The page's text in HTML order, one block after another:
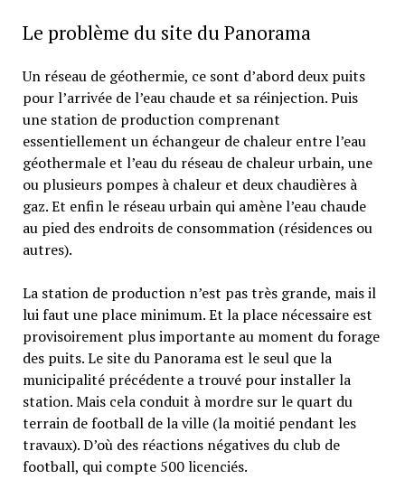
Le problème du site du Panorama
Un réseau de géothermie, ce sont d’abord deux puits
pour l’arrivée de l’eau chaude et sa réinjection. Puis
une station de production comprenant
essentiellement un échangeur de chaleur entre l’eau
géothermale et l’eau du réseau de chaleur urbain, une
ou plusieurs pompes à chaleur et deux chaudières à
gaz. Et enfin le réseau urbain qui amène l’eau chaude
au pied des endroits de consommation (résidences ou
autres).
La station de production n’est pas très grande, mais il
lui faut une place minimum. Et la place nécessaire est
provisoirement plus importante au moment du forage
des puits. Le site du Panorama est le seul que la
municipalité précédente a trouvé pour installer la
station. Mais cela conduit à mordre sur le quart du
terrain de football de la ville (la moitié pendant les
travaux). D’où des réactions négatives du club de
football, qui compte 500 licenciés.